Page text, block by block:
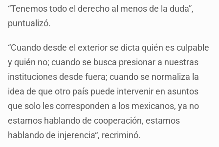
“Tenemos todo el derecho al menos de la duda”,
puntualizó.
“Cuando desde el exterior se dicta quién es culpable
y quién no; cuando se busca presionar a nuestras
instituciones desde fuera; cuando se normaliza la
idea de que otro país puede intervenir en asuntos
que solo les corresponden a los mexicanos, ya no
estamos hablando de cooperación, estamos
hablando de injerencia“, recriminó.